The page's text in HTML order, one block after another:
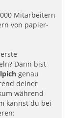
Mitarbeitern
von papier­
Dann bist
genau
deiner
während
kannst du bei